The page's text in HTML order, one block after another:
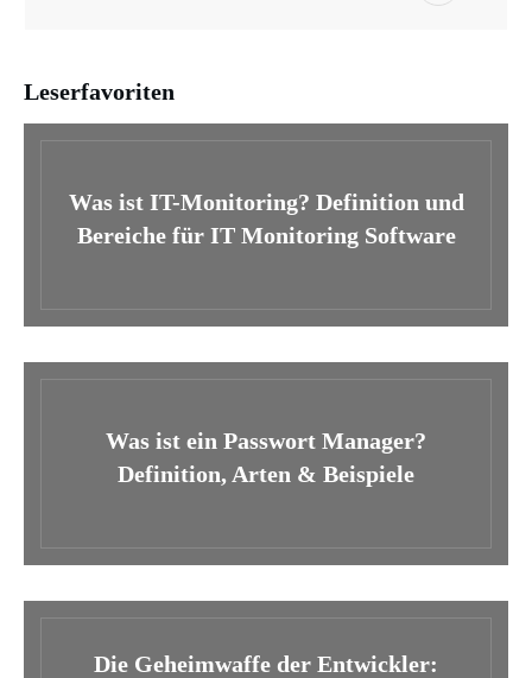
Leserfavoriten
Was ist IT-Monitoring? Definition und
Bereiche für IT Monitoring Software
Was ist ein Passwort Manager?
Definition, Arten & Beispiele
Die Geheimwaffe der Entwickler: